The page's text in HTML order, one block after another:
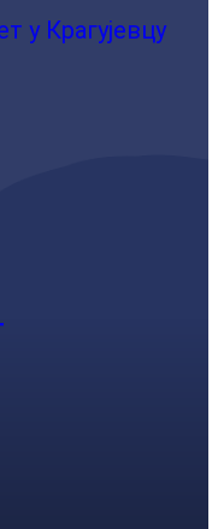
у Крагујевцу